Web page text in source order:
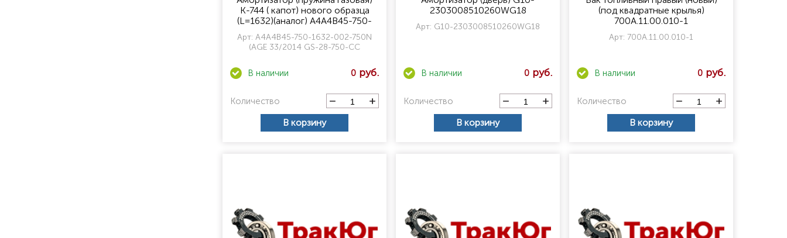
К-744 ( капот) нового образца
(L=1632)(аналог) А4А4В45-750-
1632-002-750N (AGE 33/2014 GS-
28-750-CC
Арт: А4А4В45-750-1632-002-750N
(AGE 33/2014 GS-28-750-CC
0
Количество
В корзину
2303008510260WG18
Арт: G10-2303008510260WG18
0
Количество
В корзину
(под квадратные крылья)
700А.11.00.010-1
Арт: 700А.11.00.010-1
0
Количество
В корзину